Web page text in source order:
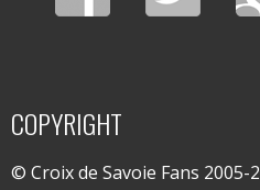
COPYRIGHT
© Croix de Savoie Fans